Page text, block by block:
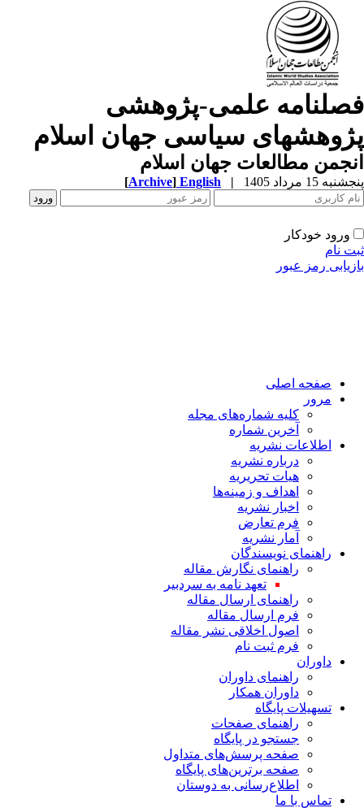
علمی-پژوهشی
سیاسی جهان اسلام
مطالعات جهان اسلام
15 مرداد 1405 |
English
[Archive]
ورود خودکار
نام
رمز عبور
صفحه اصلی
مرور
کلیه شماره‌های مجله
آخرین شماره
اطلاعات نشریه
درباره نشریه
هیات تحریریه
اهداف و زمینه‌ها
اخبار نشریه
فرم تعارض
آمار نشریه
راهنمای نویسندگان
راهنمای نگارش مقاله
تعهد نامه به سردبیر
راهنمای ارسال مقاله
فرم ارسال مقاله
اصول اخلاقی نشر مقاله
فرم ثبت نام
داوران
راهنمای داوران
داوران همکار
تسهیلات پایگاه
راهنمای صفحات
جستجو در پایگاه
صفحه پرسش‌های متداول
صفحه برترین‌های پایگاه
اطلاع‌رسانی به دوستان
تماس با ما